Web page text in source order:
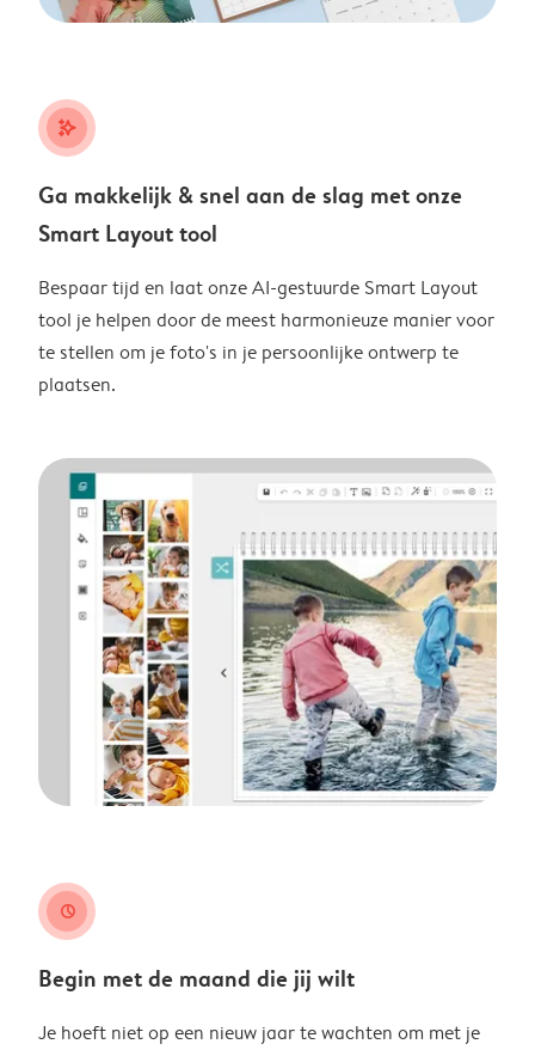
stars_plus
Ga makkelijk & snel aan de slag met onze
Smart Layout tool
Bespaar tijd en laat onze AI-gestuurde Smart Layout
tool je helpen door de meest harmonieuze manier voor
te stellen om je foto's in je persoonlijke ontwerp te
plaatsen.
clock
Begin met de maand die jij wilt
Je hoeft niet op een nieuw jaar te wachten om met je